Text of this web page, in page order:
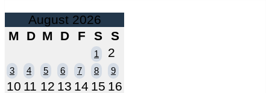
August 2026
M
D M D F S S
1 2
3 4 5 6 7 8 9
10 11 12 13 14 15 16